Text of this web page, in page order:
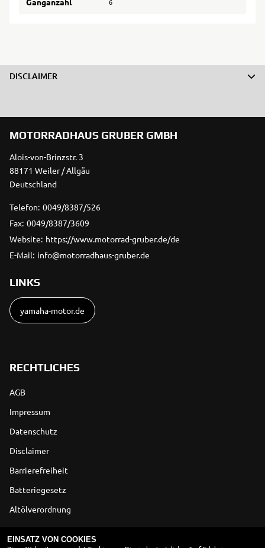
6
DISCLAIMER
MOTORRADHAUS GRUBER GMBH
Alois-von-Brinzstr. 3
88171 Weiler / Allgäu
Deutschland
Telefon: 0049/8387/526
Fax: 0049/8387/3609
Website: https://www.motorrad-gruber.de/de
E-Mail: info@motorradhaus-gruber.de
LINKS
yamaha-motor.de
RECHTLICHES
AGB
Impressum
Datenschutz
Disclaimer
Barrierefreiheit
Batteriegesetz
Altölverordnung
ÖFFNUNGSZEITEN
EINSATZ VON COOKIES